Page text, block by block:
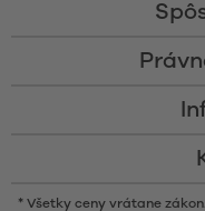
* Všetky ceny vrátane